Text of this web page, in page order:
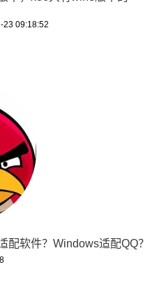
23 09:18:52
配软件？Windows适配QQ？